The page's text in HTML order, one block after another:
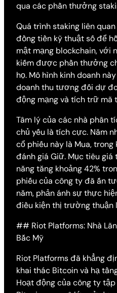
qua các phần thưởng
Quá trình staking liên
đồng tiền kỹ thuật số để
mật mạng blockchain, với
kiếm được phần thưởng
họ. Mô hình kinh doanh
doanh thu tương đối dự
động mạng và tích trữ mã
Tâm lý của các nhà phân
chủ yếu là tích cực. Năm
cổ phiếu này là Mua,
đánh giá Giữ. Mục tiêu
năng tăng khoảng 42%
phiếu của công ty đã ấn
năm, phản ánh sự thực
điều kiện thị trường thuận
## Riot Platforms: Nhà
Bắc Mỹ
Riot Platforms đã khẳng
khai thác Bitcoin và hạ
Hoạt động của công ty